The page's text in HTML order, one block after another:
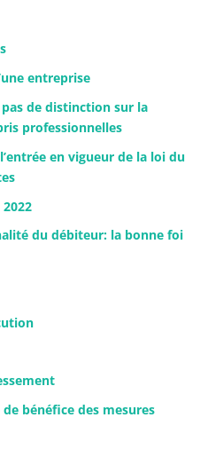
entreprise
de distinction sur la
professionnelles
en vigueur de la loi du
du débiteur: la bonne foi
de bénéfice des mesures